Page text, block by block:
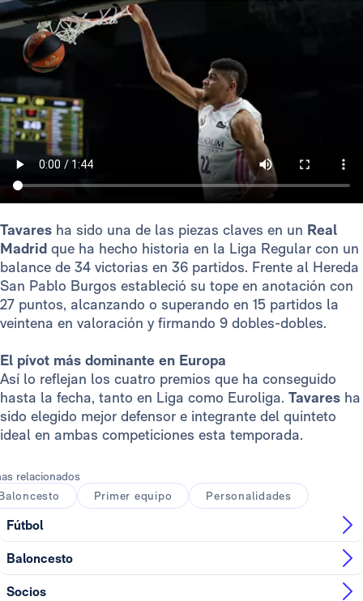
Tavares ha sido una de las piezas claves en un Real
Madrid que ha hecho historia en la Liga Regular con un
balance de 34 victorias en 36 partidos. Frente al Hereda
San Pablo Burgos estableció su tope en anotación con
27 puntos, alcanzando o superando en 15 partidos la
veintena en valoración y firmando 9 dobles-dobles.
El pívot más dominante en Europa
Así lo reflejan los cuatro premios que ha conseguido
hasta la fecha, tanto en Liga como Euroliga. Tavares ha
sido elegido mejor defensor e integrante del quinteto
ideal en ambas competiciones esta temporada.
relacionados
Primer equipo Personalidades
Fútbol
Baloncesto
Socios